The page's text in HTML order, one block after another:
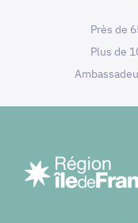
Près de
Plus de